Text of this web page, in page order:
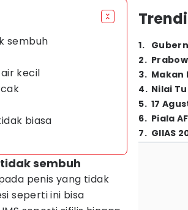
sembuh
kecil
biasa
sembuh
penis yang tidak
seperti ini bisa
1.
2.
3. Makan
4. Nilai
5. 17
6. Piala
7. GIIAS